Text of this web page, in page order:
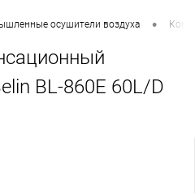
осушители воздуха •
BL-860E 60L/D